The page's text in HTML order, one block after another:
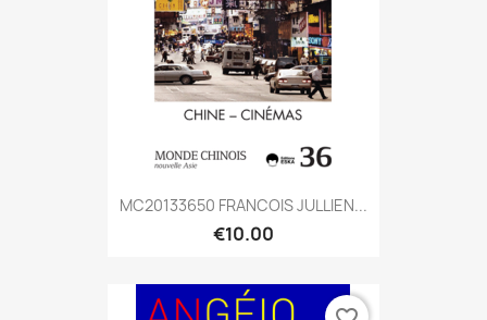
MC20133650 FRANCOIS JULLIEN...
€10.00